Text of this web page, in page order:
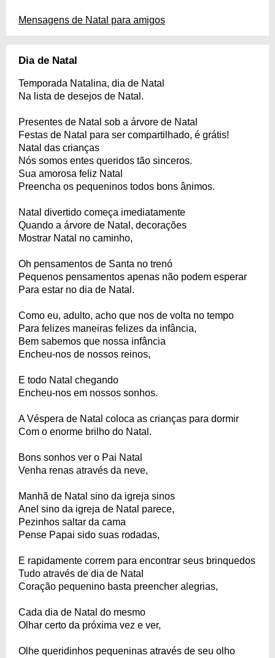
Mensagens de Natal para amigos
Dia de Natal
Temporada Natalina, dia de Natal
Na lista de desejos de Natal.
Presentes de Natal sob a árvore de Natal
Festas de Natal para ser compartilhado, é grátis!
Natal das crianças
Nós somos entes queridos tão sinceros.
Sua amorosa feliz Natal
Preencha os pequeninos todos bons ânimos.
Natal divertido começa imediatamente
Quando a árvore de Natal, decorações
Mostrar Natal no caminho,
Oh pensamentos de Santa no trenó
Pequenos pensamentos apenas não podem esperar
Para estar no dia de Natal.
Como eu, adulto, acho que nos de volta no tempo
Para felizes maneiras felizes da infância,
Bem sabemos que nossa infância
Encheu-nos de nossos reinos,
E todo Natal chegando
Encheu-nos em nossos sonhos.
A Véspera de Natal coloca as crianças para dormir
Com o enorme brilho do Natal.
Bons sonhos ver o Pai Natal
Venha renas através da neve,
Manhã de Natal sino da igreja sinos
Anel sino da igreja de Natal parece,
Pezinhos saltar da cama
Pense Papai sido suas rodadas,
E rapidamente correm para encontrar seus brinquedos
Tudo através de dia de Natal
Coração pequenino basta preencher alegrias,
Cada dia de Natal do mesmo
Olhar certo da próxima vez e ver,
Olhe queridinhos pequeninas através de seu olho